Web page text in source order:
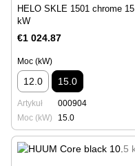
HELO SKLE 1501 chrome 15
kW
€1 024.87
Moc (kW)
12.0 15.0
Artykuł
000904
Moc (kW)
15.0